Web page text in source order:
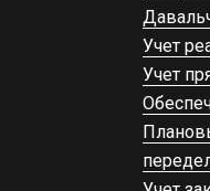
Учет
Учет